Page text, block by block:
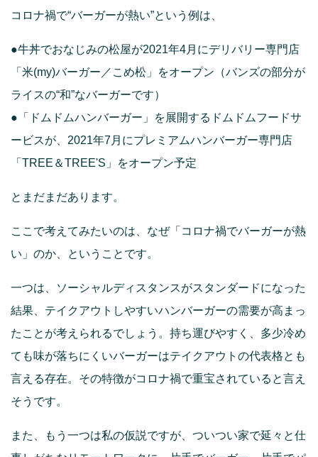
コロナ禍で“バーガーが熱い”という例は、
●牛丼でおなじみの松屋が2021年4月にデリバリー専門店
「米(my)バーガー／こめ松」をオープン（バンズの部分が
ライスの“和”なバーガーです）
●「ドムドムハンバーガー」を展開するドムドムフードサ
ービスが、2021年7月にプレミアムハンバーガー専門店
「TREE＆TREE'S」をオープン予定
とまだまだあります。
ここで考えてみたいのは、なぜ「コロナ禍でバーガーが熱
い」のか、ということです。
一つは、ソーシャルディスタンスがスタンダードになった
結果、テイクアウトしやすいハンバーガーの需要が高まっ
たことが考えられるでしょう。持ち運びやすく、多少冷め
ても味が落ちにくいバーガーはテイクアウトの代表格とも
言える存在。その特徴がコロナ禍で重宝されていると言え
そうです。
また、もう一つは私の仮説ですが、ついつい家で延々と仕